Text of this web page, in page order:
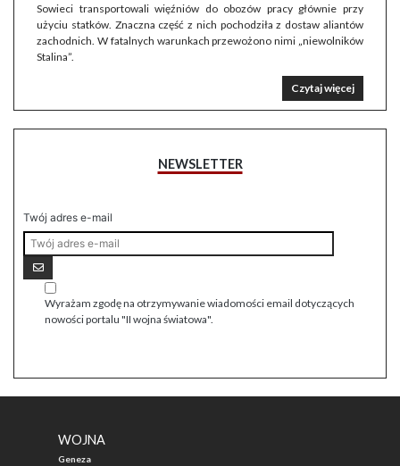
Sowieci transportowali więźniów do obozów pracy głównie przy
użyciu statków. Znaczna część z nich pochodziła z dostaw aliantów
zachodnich. W fatalnych warunkach przewożono nimi „niewolników
Stalina”.
Czytaj więcej
NEWSLETTER
Twój adres e-mail
Wyrażam zgodę na otrzymywanie wiadomości email dotyczących
nowości portalu "II wojna światowa".
WOJNA
Geneza